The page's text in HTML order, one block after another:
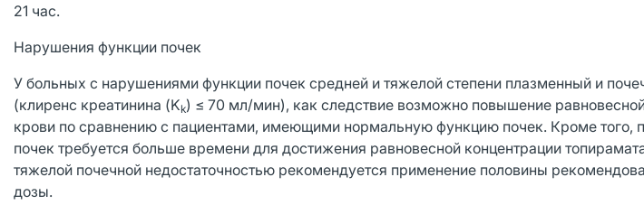
21 час.
Нарушения функции почек
У больных с нарушениями функции почек средней и тяжелой степени плазменный и
(клиренс креатинина (Kk) ≤ 70 мл/мин), как следствие возможно повышение
крови по сравнению с пациентами, имеющими нормальную функцию почек. Кроме того,
почек требуется больше времени для достижения равновесной концентрации
тяжелой почечной недостаточностью рекомендуется применение половины
дозы.